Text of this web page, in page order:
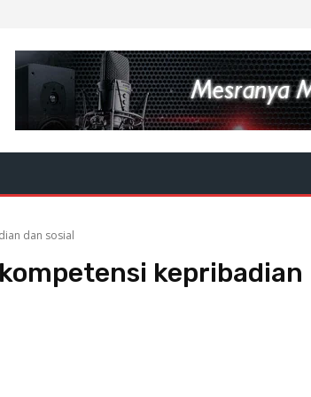
dan sosial
kepribadian